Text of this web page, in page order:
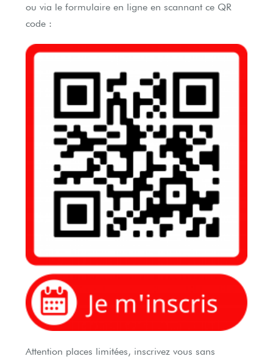
ou via le formulaire en ligne en scannant ce QR
code :
Attention places limitées, inscrivez vous sans